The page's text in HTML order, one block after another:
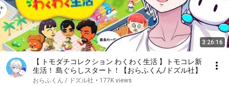
3:26:16
【 トモダチコレクション わくわく生活 】トモコレ新
生活！ 島ぐらしスタート！【おらふくん/ドズル社】
おらふくん / ドズル社 • 177K views